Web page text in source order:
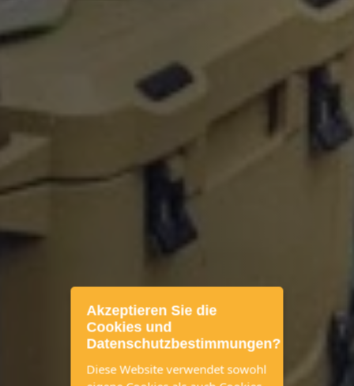
Akzeptieren Sie die
Cookies und
Datenschutzbestimmungen?
Diese Website verwendet sowohl